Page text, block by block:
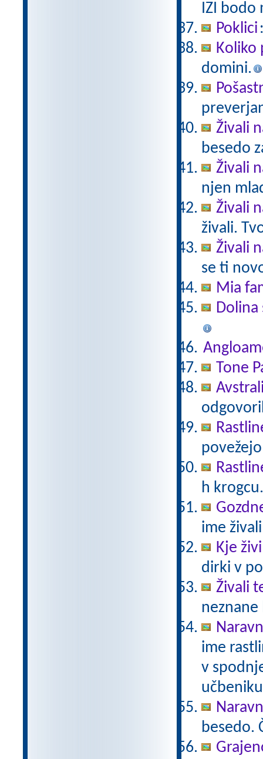
IZI bodo
Poklici
Koliko
domini.
Živali
besedo
Živali
njen
Živali
živali.
Živali
se ti
Mia
Tone
h krogcu.
ime
Kje
dirki v
Živali
neznane
ime
v
besedo.